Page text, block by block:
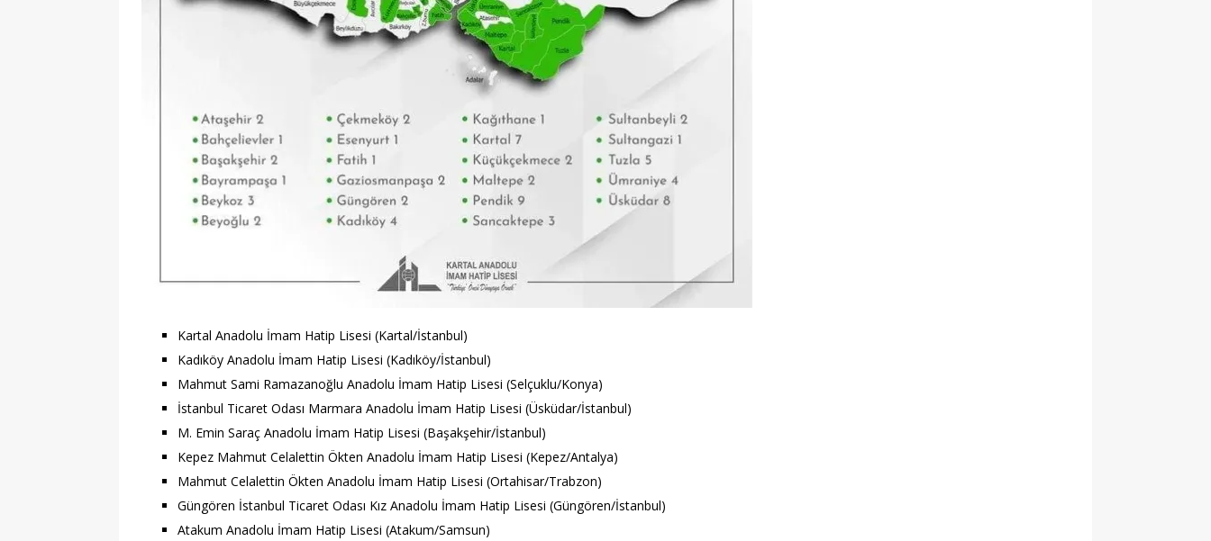
Kartal Anadolu İmam Hatip Lisesi (Kartal/İstanbul)
Kadıköy Anadolu İmam Hatip Lisesi (Kadıköy/İstanbul)
Mahmut Sami Ramazanoğlu Anadolu İmam Hatip Lisesi (Selçuklu/Konya)
İstanbul Ticaret Odası Marmara Anadolu İmam Hatip Lisesi (Üsküdar/İstanbul)
M. Emin Saraç Anadolu İmam Hatip Lisesi (Başakşehir/İstanbul)
Kepez Mahmut Celalettin Ökten Anadolu İmam Hatip Lisesi (Kepez/Antalya)
Mahmut Celalettin Ökten Anadolu İmam Hatip Lisesi (Ortahisar/Trabzon)
Güngören İstanbul Ticaret Odası Kız Anadolu İmam Hatip Lisesi (Güngören/İstanbul)
Atakum Anadolu İmam Hatip Lisesi (Atakum/Samsun)